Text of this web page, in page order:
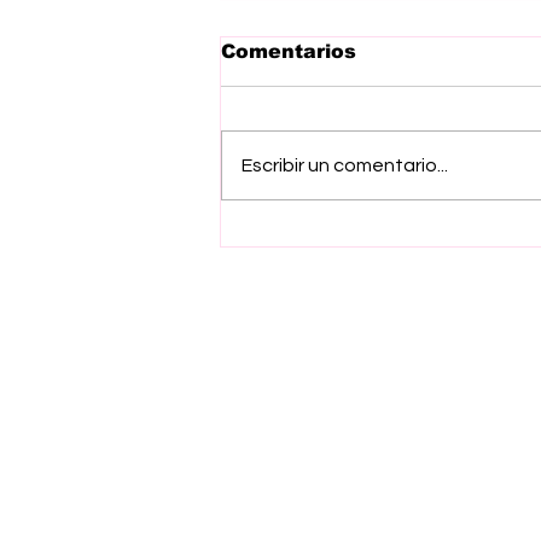
Comentarios
Escribir un comentario...